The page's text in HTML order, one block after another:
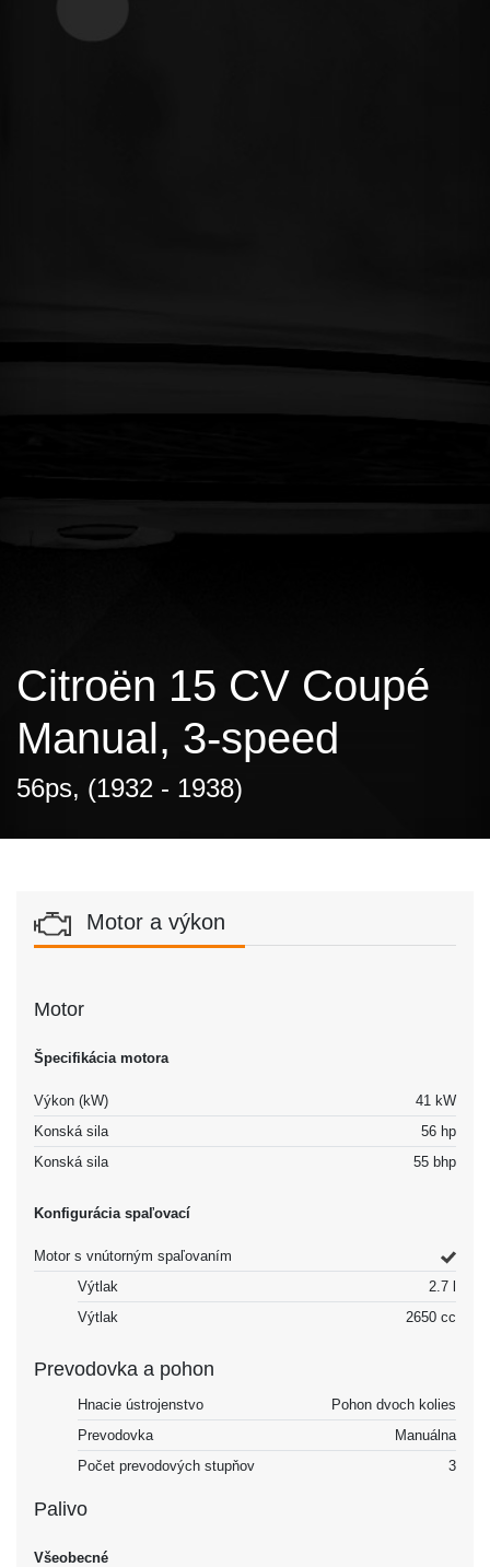
Citroën 15 CV Coupé
Manual, 3-speed
56ps, (1932 - 1938)
Motor a výkon
Motor
Špecifikácia motora
Výkon (kW)
41 kW
Konská sila
56 hp
Konská sila
55 bhp
Konfigurácia spaľovací
Motor s vnútorným spaľovaním
Výtlak
2.7 l
Výtlak
2650 cc
Prevodovka a pohon
Hnacie ústrojenstvo
Pohon dvoch kolies
Prevodovka
Manuálna
Počet prevodových stupňov
3
Palivo
Všeobecné